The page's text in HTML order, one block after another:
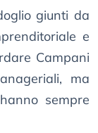
giunti da
e
Campani
ma
sempre